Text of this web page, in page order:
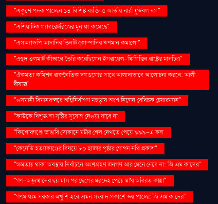
"একুশে পদক পাচ্ছেন ১৪ বিশিষ্ট ব্যক্তি ও জাতীয় নারী ফুটবল দল"
"এশিয়াটিক ল্যাবরেটরিজের মুনাফা কমেছে"
"এসঅ্যান্ডপি আদানির তিনটি কোম্পানির ঋণমান কমালো"
"এহুদ ওলমার্ট কীভাবে তৈরি করেছিলেন ইসরায়েল-ফিলিস্তিন রাষ্ট্রের মানচিত্র"
"ঐকমত্য কমিশন রাজনৈতিক দলগুলোর সাথে আলাদাভাবে আলোচনা করবে: আলী
রীয়াজ"
"ওসমানী বিমানবন্দরে অগ্নিনির্বাপণ মহড়ায় অংশ নিলেন বেবিচক চেয়ারম্যান"
"কাউকে বিশৃঙ্খলা সৃষ্টির সুযোগ দেওয়া যাবে না
"কিশোরগঞ্জে ভাঙারি দোকানে মর্টার শেল দেখতে পেয়ে ৯৯৯-এ কল
"কেনেডি হত্যাকাণ্ডের বিষয়ে ৮০ হাজার পৃষ্ঠার গোপন নথি প্রকাশ"
"ক্ষমতায় থাকা অবস্থায় নির্বাচনে অংশগ্রহণ জনগণ আর মেনে নেবে না: জি এম কাদের"
"গণ–অভ্যুত্থানের ছয় মাস পর ছেলের মরদেহ পেয়ে মা'র অবিরত কান্না"
"গণমাধ্যম সরকার অখুশি হবে এমন সংবাদ প্রকাশে ভয় পাচ্ছে: জি এম কাদের"